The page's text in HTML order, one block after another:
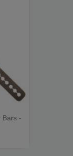
Bars -